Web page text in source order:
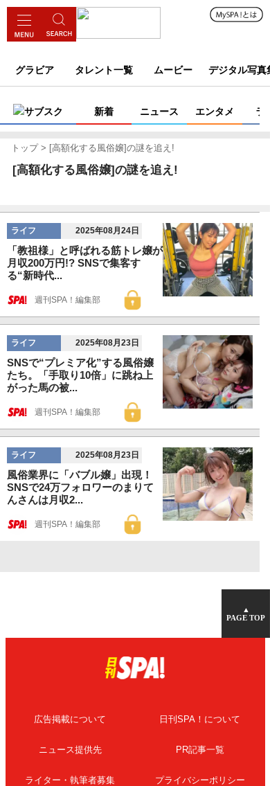
グラビア タレント一覧 ムービー デジタル写真集
サブスク 新着 ニュース エンタメ ラ
トップ [高額化する風俗嬢]の謎を追え!
[高額化する風俗嬢]の謎を追え!
ライフ 2025年08月24日
「教祖様」と呼ばれる筋トレ嬢が
月収200万円!? SNSで集客す
る“新時代...
週刊SPA！編集部
ライフ 2025年08月23日
SNSで“プレミア化”する風俗嬢
たち。「手取り10倍」に跳ね上
がった馬の被...
週刊SPA！編集部
ライフ 2025年08月23日
風俗業界に「バブル嬢」出現！
SNSで24万フォロワーのまりて
んさんは月収2...
週刊SPA！編集部
▲
PAGE TOP
広告掲載について 日刊SPA！について
ニュース提供先 PR記事一覧
ライター・執筆者募集 プライバシーポリシー